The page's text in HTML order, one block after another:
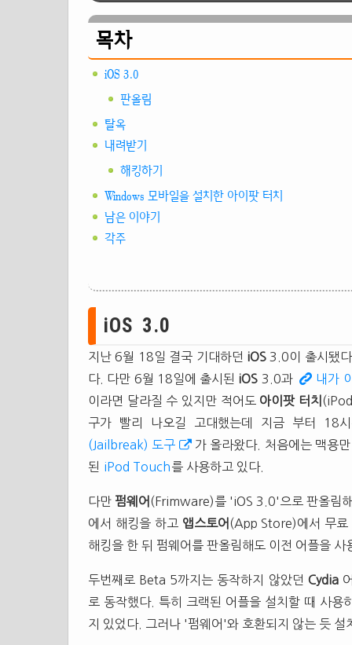
목차
iOS 3.0
판올림
탈옥
내려받기
해킹하기
Windows 모바일을 설치한 아이팟 터치
남은 이야기
각주
iOS 3.0
지난 6월 18일 결국 기대하던 iOS3.0이 출시됐다
다. 다만 6월 18일에 출시된 iOS 3.0과
내가
이라면 달라질 수 있지만 적어도 아이팟 터치
구가 빨리 나오길 고대했는데 지금 부터 18
(Jailbreak) 도구
가 올라왔다. 처음에는 맥용
된
iPod Touch를 사용하고 있다.
다만 펌웨어 (Frimware)를 'iOS 3.0'으로 판올림
에서 해킹을 하고 앱스토어 (App Store)에서 무료
해킹을 한 뒤 펌웨어를 판올림해도 이전 어플을 사
두번째로 Beta 5까지는 동작하지 않았던 Cydia
로 동작했다. 특히 크랙된 어플을 설치할 때 사용
지 있었다. 그러나 '펌웨어'와 호환되지 않는 듯 설